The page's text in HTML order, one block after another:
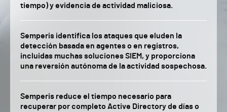
tiempo) y evidencia de actividad maliciosa.
Semperis identifica los ataques que eluden la
detección basada en agentes o en registros,
incluidas muchas soluciones SIEM, y proporciona
una reversión autónoma de la actividad sospechosa.
Semperis reduce el tiempo necesario para
recuperar por completo Active Directory de días o